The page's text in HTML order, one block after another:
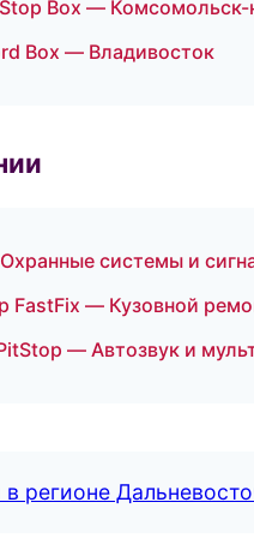
Box —
Box — Владивосток
системы и
FastFix — Кузовной
— Автозвук и
регионе